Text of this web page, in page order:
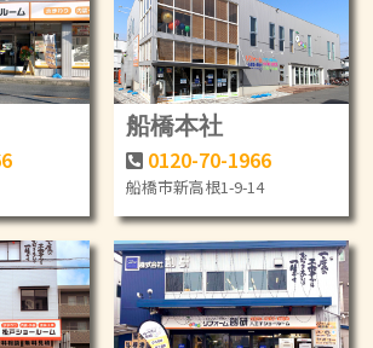
船橋本社
0120-70-1966
船橋市新高根1-9-14